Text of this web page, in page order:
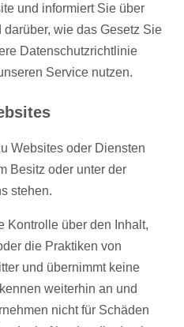
und informiert Sie über
darüber, wie das Gesetz Sie
Datenschutzrichtlinie
Service nutzen.
Websites oder Diensten
Besitz oder unter der
stehen.
Kontrolle über den Inhalt,
die Praktiken von
und übernimmt keine
weiterhin an und
nicht für Schäden